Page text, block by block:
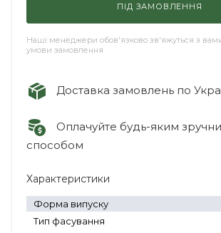
ПІД ЗАМОВЛЕННЯ
Наші менеджери обов'язково зв'яжуться з вами
умови замовлення
Доставка замовлень по
Оплачуйте будь-яким
способом
Характеристики
Форма випуску
Тип фасування